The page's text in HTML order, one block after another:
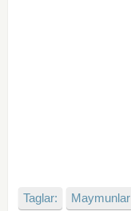
Taglar: Maymunlar